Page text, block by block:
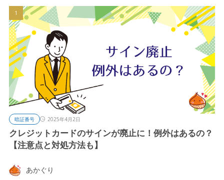
暗証番号 2025年4月2日
クレジットカードのサインが廃止に！例外はあるの？
【注意点と対処方法も】
あかぐり